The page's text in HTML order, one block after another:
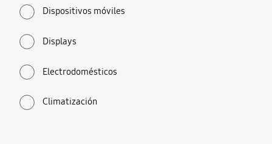
Dispositivos móviles
Displays
Electrodomésticos
Climatización